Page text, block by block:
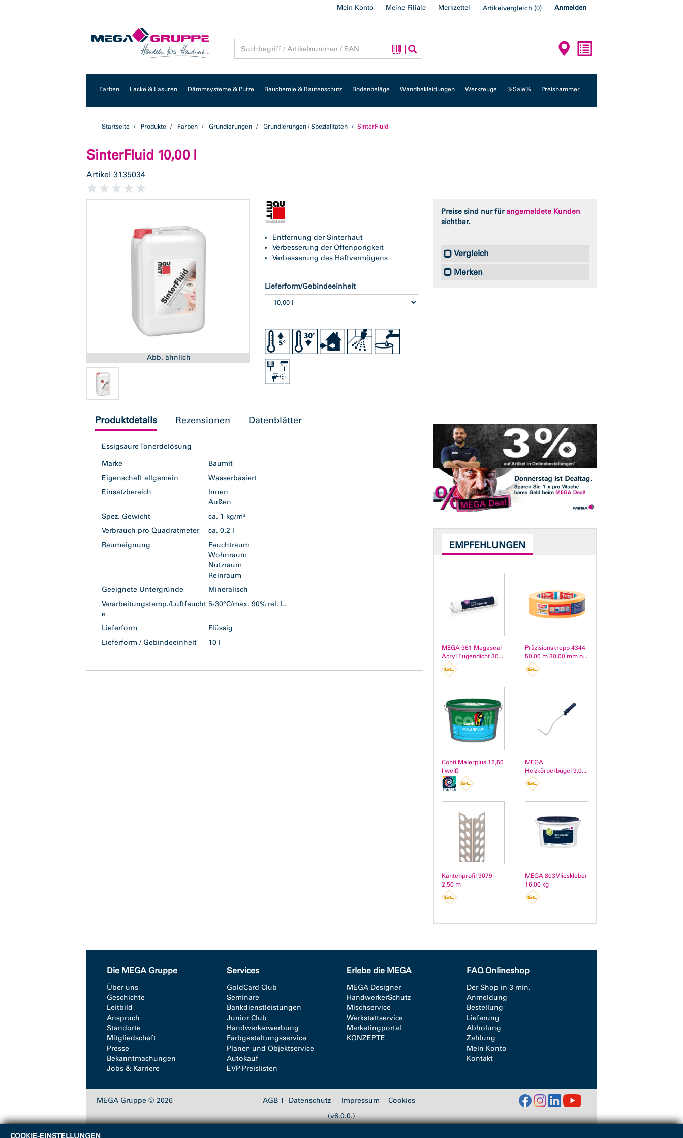
Mein Konto Meine Filiale Merkzettel Artikelvergleich (0) Anmelden
Farben Lacke & Lasuren Dämmsysteme & Putze Bauchemie & Bautenschutz Bodenbeläge Wandbekleidungen Werkzeuge %Sale% Preishammer
Startseite Produkte Farben Grundierungen Grundierungen / Spezialitäten SinterFluid
SinterFluid 10,00 l
Artikel 3135034
Abb. ähnlich
Entfernung der Sinterhaut
Verbesserung der Offenporigkeit
Verbesserung des Haftvermögens
Lieferform/Gebindeeinheit
Preise sind nur fürangemeldete Kunden
sichtbar.
Vergleich
Merken
current
tab:
Produktdetails Rezensionen Datenblätter
Essigsaure Tonerdelösung
Marke
Baumit
Eigenschaft allgemein
Wasserbasiert
Einsatzbereich
Innen
Außen
Spez. Gewicht
ca. 1 kg/m³
Verbrauch pro Quadratmeter
ca. 0,2 l
Raumeignung
Feuchtraum
Wohnraum
Nutzraum
Reinraum
Geeignete Untergründe
Mineralisch
Verarbeitungstemp./Luftfeucht
e
5-30°C/max. 90% rel. L.
Lieferform
Flüssig
Lieferform / Gebindeeinheit
10 l
EMPFEHLUNGEN
MEGA 961 Megaseal
Acryl Fugendicht 30...
Präzisionskrepp 4344
50,00 m 30,00 mm o...
Conti Malerplus 12,50
l weiß
MEGA
Heizkörperbügel 9,0...
Kantenprofil 9079
2,50 m
MEGA 803 Vlieskleber
16,00 kg
Die MEGA Gruppe
Über uns
Geschichte
Leitbild
Anspruch
Standorte
Mitgliedschaft
Presse
Bekanntmachungen
Jobs & Karriere
Services
GoldCard Club
Seminare
Bankdienstleistungen
Junior Club
Handwerkerwerbung
Farbgestaltungsservice
Planer- und Objektservice
Autokauf
EVP-Preislisten
Erlebe die MEGA
MEGA Designer
HandwerkerSchutz
Mischservice
Werkstattservice
Marketingportal
KONZEPTE
FAQ Onlineshop
Der Shop in 3 min.
Anmeldung
Bestellung
Lieferung
Abholung
Zahlung
Mein Konto
Kontakt
MEGA Gruppe © 2026 AGB Datenschutz Impressum
Cookies
(v6.0.0.)
COOKIE-EINSTELLUNGEN